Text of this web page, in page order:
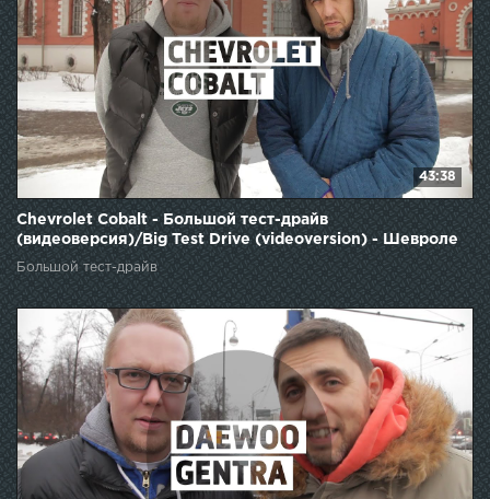
43:38
Chevrolet Cobalt - Большой тест-драйв
(видеоверсия)/Big Test Drive (videoversion) - Шевроле
Кобальт
Большой тест-драйв